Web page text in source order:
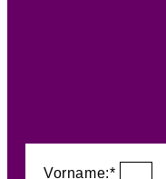
Vorname:*